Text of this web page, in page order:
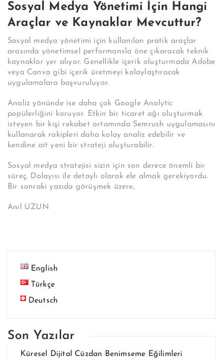
Sosyal Medya Yönetimi İçin Hangi
Araçlar ve Kaynaklar Mevcuttur?
Sosyal medya yönetimi için kullanılan pratik araçlar
arasında yönetimsel performansla öne çıkaracak teknik
kaynaklar yer alıyor. Genellikle içerik oluşturmada Adobe
veya Canva gibi içerik üretmeyi kolaylaştıracak
uygulamalara başvuruluyor.
Analiz yönünde ise daha çok Google Analytic
popülerliğini koruyor. Etkin bir ticaret ağı oluşturmak
isteyen bir kişi rekabet ortamında Semrush uygulamasını
kullanarak rakipleri daha kolay analiz edebilir ve
kendine ait yeni bir strateji oluşturabilir.
Sosyal medya stratejisi sizin için son derece önemli bir
süreç. Dolayısı ile detaylı olarak ele almak gerekiyordu.
Bir sonraki yazıda görüşmek üzere,
Anıl UZUN
English
Türkçe
Deutsch
Son Yazılar
Küresel Dijital Cüzdan Benimseme Eğilimleri